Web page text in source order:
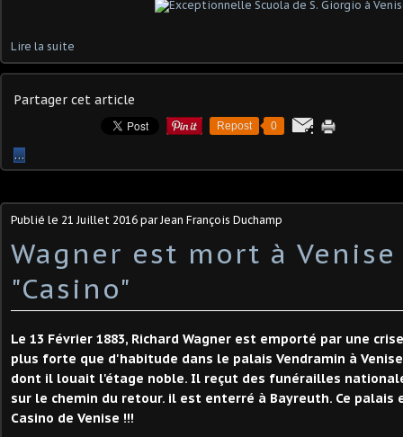
Lire la suite
Partager cet article
Repost 0
…
Publié le 21 Juillet 2016 par Jean François Duchamp
Wagner est mort à
"Casino"
Le 13 Février 1883, Richard Wagner est emporté par une
plus forte que d'habitude dans le palais Vendramin à
dont il louait l'étage noble. Il reçut des funérailles
sur le chemin du retour. il est enterré à Bayreuth. Ce
Casino de Venise !!!